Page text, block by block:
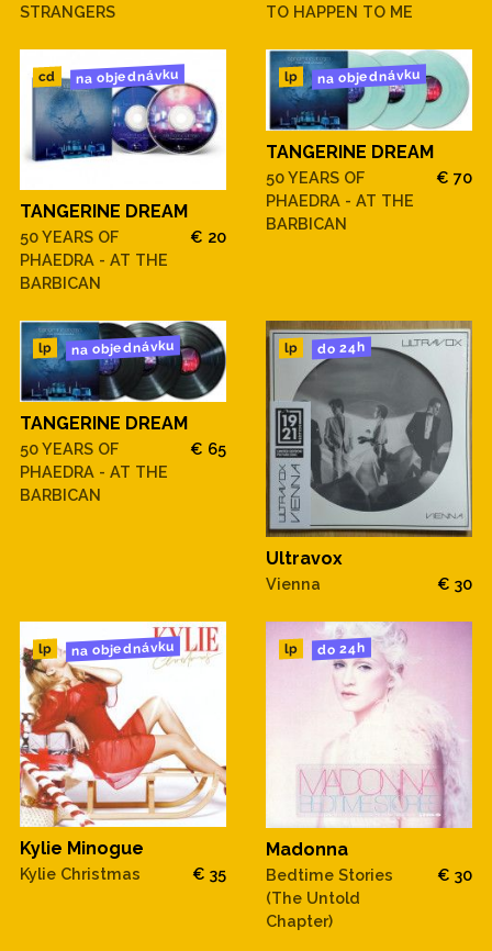
STRANGERS
TO HAPPEN TO ME
cd na objednávku
TANGERINE DREAM
50 YEARS OF
PHAEDRA - AT THE
BARBICAN
€ 20
lp na objednávku
TANGERINE DREAM
50 YEARS OF
PHAEDRA - AT THE
BARBICAN
€ 70
lp na objednávku
TANGERINE DREAM
50 YEARS OF
PHAEDRA - AT THE
BARBICAN
€ 65
lp do 24h
Ultravox
Vienna € 30
lp na objednávku
Kylie Minogue
Kylie Christmas € 35
lp do 24h
Madonna
Bedtime Stories
(The Untold
Chapter)
€ 30